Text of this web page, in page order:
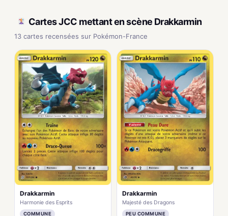
Cartes JCC mettant en scène Drakkarmin
13 cartes recensées sur Pokémon-France
Drakkarmin
Harmonie des Esprits
COMMUNE
Drakkarmin
Majesté des Dragons
PEU COMMUNE